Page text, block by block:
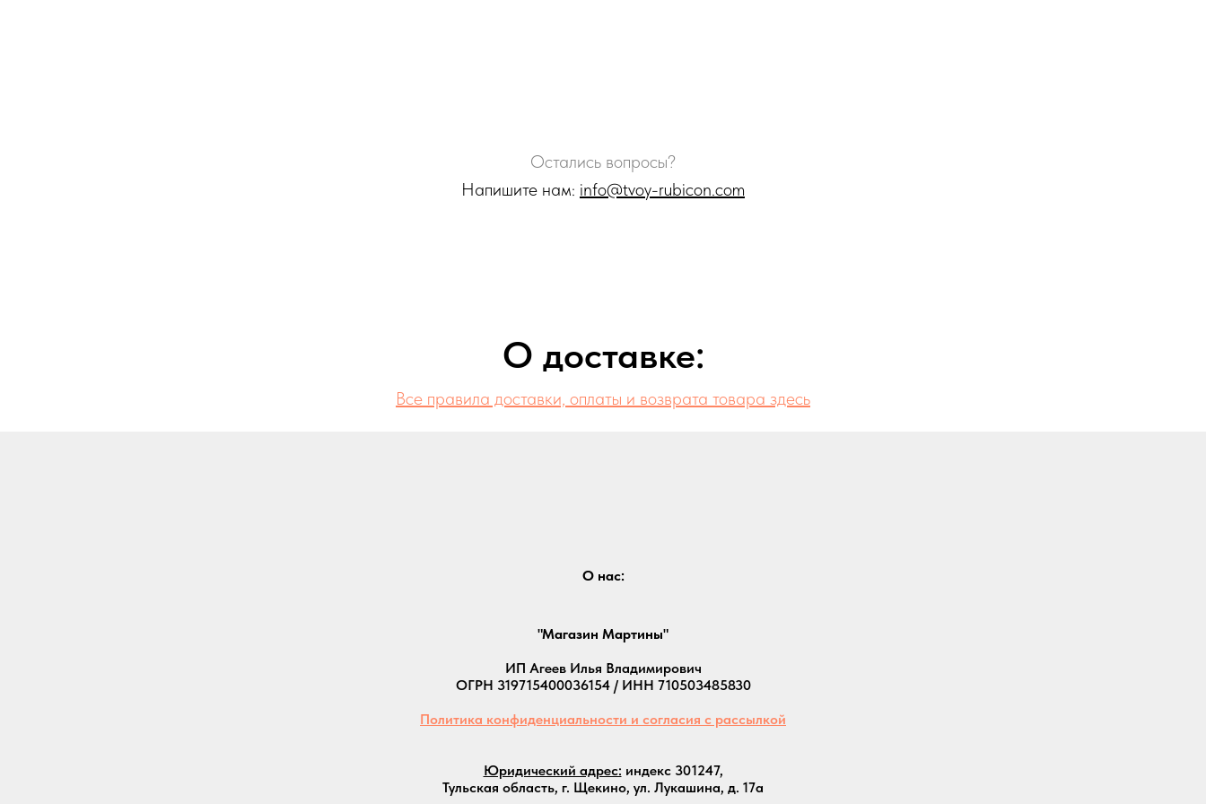
Остались вопросы?
Напишите нам: info@tvoy-rubicon.com
О доставке:
Все правила доставки, оплаты и возврата товара здесь
О нас:
"Магазин Мартины"
ИП Агеев Илья Владимирович
ОГРН 319715400036154 / ИНН 710503485830
Политика конфиденциальности и согласия с рассылкой
Юридический адрес: индекс 301247,
Тульская область, г. Щекино, ул. Лукашина, д. 17а